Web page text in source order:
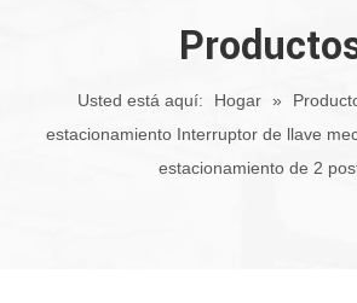
Usted está aquí: Hogar »
estacionamiento Interruptor de llave
estacionamiento de 2